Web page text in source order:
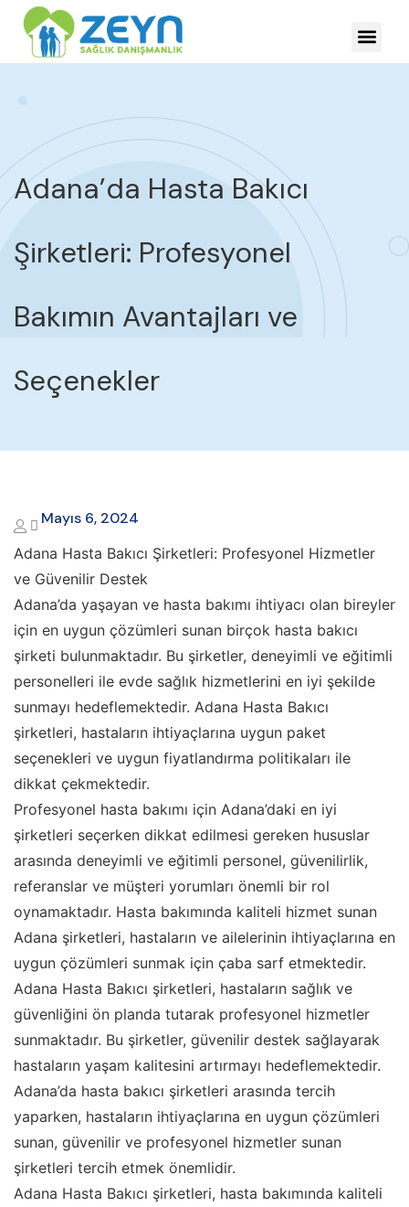
Adana’da Hasta Bakıcı
Şirketleri: Profesyonel
Bakımın Avantajları ve
Seçenekler
Mayıs 6, 2024
Adana Hasta Bakıcı Şirketleri: Profesyonel Hizmetler
ve Güvenilir Destek
Adana’da yaşayan ve hasta bakımı ihtiyacı olan bireyler
için en uygun çözümleri sunan birçok hasta bakıcı
şirketi bulunmaktadır. Bu şirketler, deneyimli ve eğitimli
personelleri ile evde sağlık hizmetlerini en iyi şekilde
sunmayı hedeflemektedir. Adana Hasta Bakıcı
şirketleri, hastaların ihtiyaçlarına uygun paket
seçenekleri ve uygun fiyatlandırma politikaları ile
dikkat çekmektedir.
Profesyonel hasta bakımı için Adana’daki en iyi
şirketleri seçerken dikkat edilmesi gereken hususlar
arasında deneyimli ve eğitimli personel, güvenilirlik,
referanslar ve müşteri yorumları önemli bir rol
oynamaktadır. Hasta bakımında kaliteli hizmet sunan
Adana şirketleri, hastaların ve ailelerinin ihtiyaçlarına en
uygun çözümleri sunmak için çaba sarf etmektedir.
Adana Hasta Bakıcı şirketleri, hastaların sağlık ve
güvenliğini ön planda tutarak profesyonel hizmetler
sunmaktadır. Bu şirketler, güvenilir destek sağlayarak
hastaların yaşam kalitesini artırmayı hedeflemektedir.
Adana’da hasta bakıcı şirketleri arasında tercih
yaparken, hastaların ihtiyaçlarına en uygun çözümleri
sunan, güvenilir ve profesyonel hizmetler sunan
şirketleri tercih etmek önemlidir.
Adana Hasta Bakıcı şirketleri, hasta bakımında kaliteli